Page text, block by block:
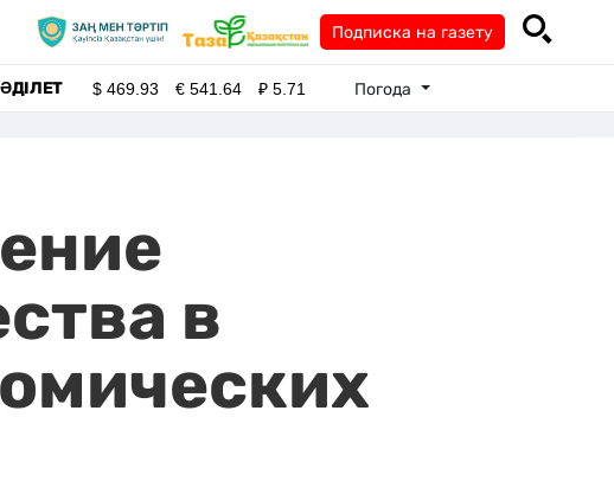
Подписка на газету
ӘДІЛЕТ $469.93 €541.64 ₽5.71 Погода
в